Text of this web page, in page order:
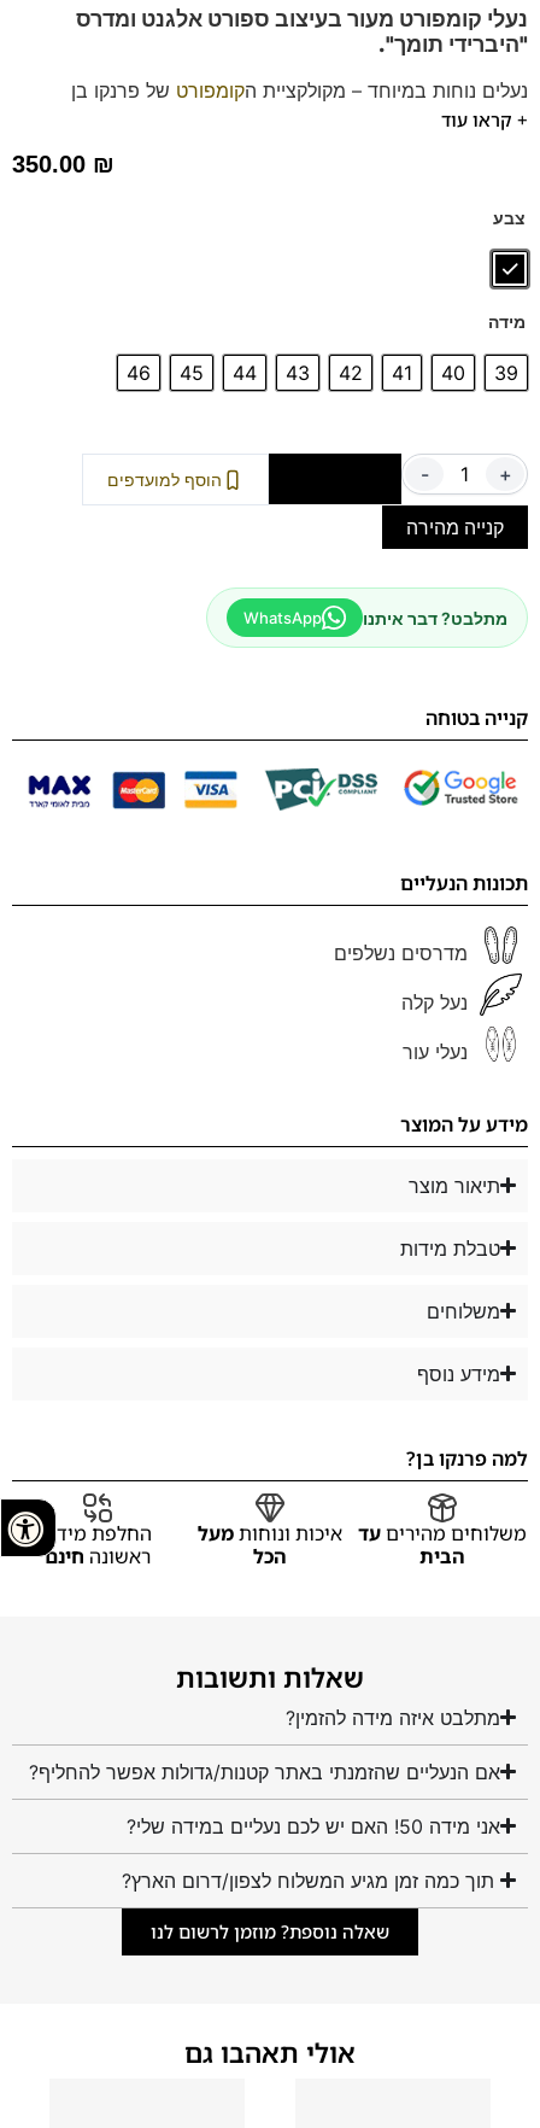
נעלי קומפורט מעור בעיצוב ספורט אלגנט ומדרס
"היברידי תומך".
נעלים נוחות במיוחד – מקולקציית הקומפורט של פרנקו בן
הנעליים עשויות עור רך ואיכותי
דגם זה מומלץ במיוחד לאנשים שהולכים ועומדים במשך היום.
+ קראו עוד
350.00 ₪
צבע
מידה
39
40
41
42
43
44
45
46
- + הוסף למועדפים
קנייה מהירה
מתלבט? דבר איתנו WhatsApp
קנייה בטוחה
תכונות הנעליים
מדרסים נשלפים
נעל קלה
נעלי עור
מידע על המוצר
תיאור מוצר
טבלת מידות
משלוחים
מידע נוסף
למה פרנקו בן?
משלוחים מהיריםעד
הבית
איכות ונוחותמעל
הכל
החלפת מידה
ראשונה חינם
שאלות ותשובות
מתלבט איזה מידה להזמין?
אם הנעליים שהזמנתי באתר קטנות/גדולות אפשר להחליף?
אני מידה 50! האם יש לכם נעליים במידה שלי?
תוך כמה זמן מגיע המשלוח לצפון/דרום הארץ?
שאלה נוספת? מוזמן לרשום לנו
אולי תאהבו גם